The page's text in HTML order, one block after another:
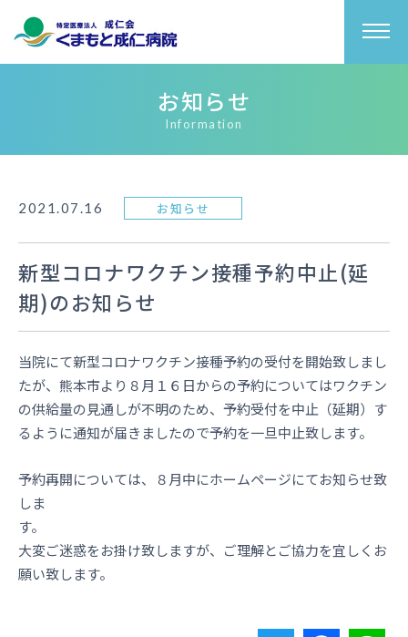
お知らせ
Information
新型コロナワクチン接種予約中止(延
期)のお知らせ
2021.07.16 お知らせ
当院にて新型コロナワクチン接種予約の受付を開始致しまし
たが、熊本市より８月１６日からの予約についてはワクチン
の供給量の見通しが不明のため、予約受付を中止（延期）す
るように通知が届きましたので予約を一旦中止致します。
予約再開については、８月中にホームページにてお知らせ致
しま
す。
大変ご迷惑をお掛け致しますが、ご理解とご協力を宜しくお
願い致します。